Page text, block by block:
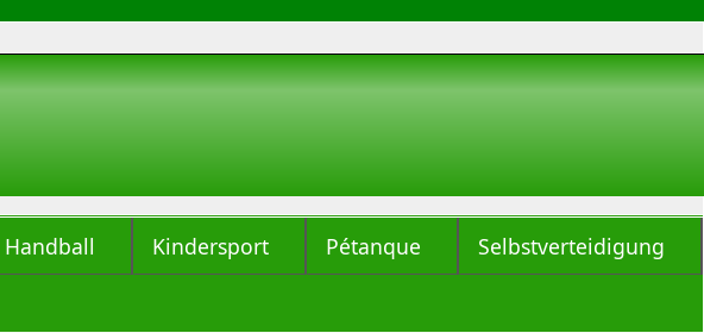
Handball Kindersport Pétanque
Selbstverteidigung